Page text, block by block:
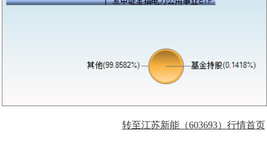
转至江苏新能（603693）行情首页